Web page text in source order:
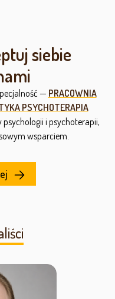
siebie
— PRACOWNIA
PSYCHOTERAPIA
i psychoterapii,
wsparciem.